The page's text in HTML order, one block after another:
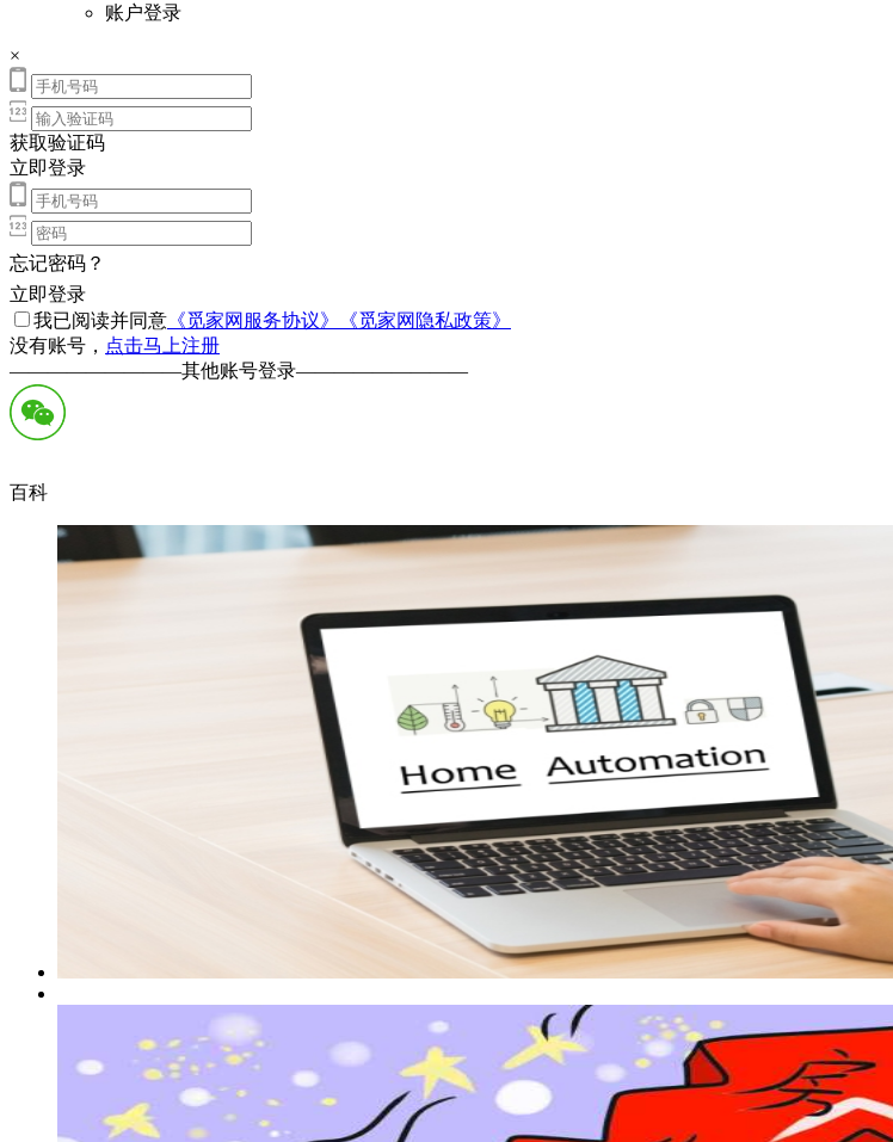
账户登录
×
获取验证码
立即登录
忘记密码？
立即登录
我已阅读并同意 《觅家网服务协议》
《觅家网隐私政策》
没有账号， 点击马上注册
—————————其他账号登录—————————
百科